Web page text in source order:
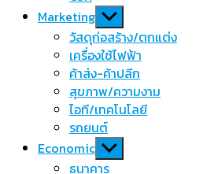
Marketing Show
sub
menu
วัสดุก่อสร้าง/ตกแต่ง
เครื่องใช้ไฟฟ้า
ค้าส่ง-ค้าปลีก
สุขภาพ/ความงาม
ไอที/เทคโนโลยี
รถยนต์
Economic Show
sub
ธนาคาร